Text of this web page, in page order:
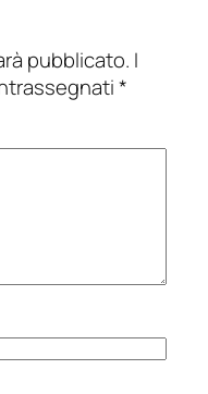
pubblicato. I
*